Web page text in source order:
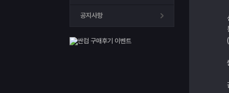
공지사항